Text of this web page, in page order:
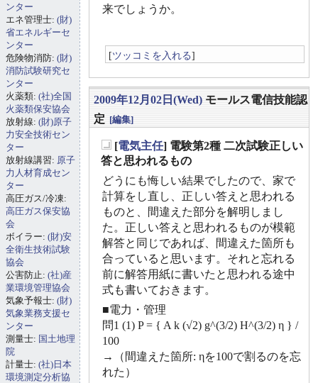
来でしょうか。
[ツッコミを入れる]
2009年12月02日(Wed) モールス電信技能認
定 [編集]
[電気主任] 電験第2種 二次試験正しい
答と思われるもの
どうにも悔しい結果でしたので、家で
計算をし直し、正しい答えと思われる
ものと、間違えた部分を解明しまし
た。正しい答えと思われるものが模範
解答と同じであれば、間違えた箇所も
合っていると思います。それと忘れる
前に解答用紙に書いたと思われる途中
式も書いておきます。
■電力・管理
問1 (1) P = { A k (√2) g^(3/2) H^(3/2) η } /
100
→（間違えた箇所: ηを100で割るのを忘
れた）
ンター
エネ管理士: (財)
省エネルギーセ
ンター
危険物消防: (財)
消防試験研究セ
ンター
火薬類: (社)全国
火薬類保安協会
放射線: (財)原子
力安全技術セン
ター
放射線講習: 原子
力人材育成セン
ター
高圧ガス/冷凍:
高圧ガス保安協
会
ボイラー: (財)安
全衛生技術試験
協会
公害防止: (社)産
業環境管理協会
気象予報士: (財)
気象業務支援セ
ンター
測量士: 国土地理
院
計量士: (社)日本
環境測定分析協